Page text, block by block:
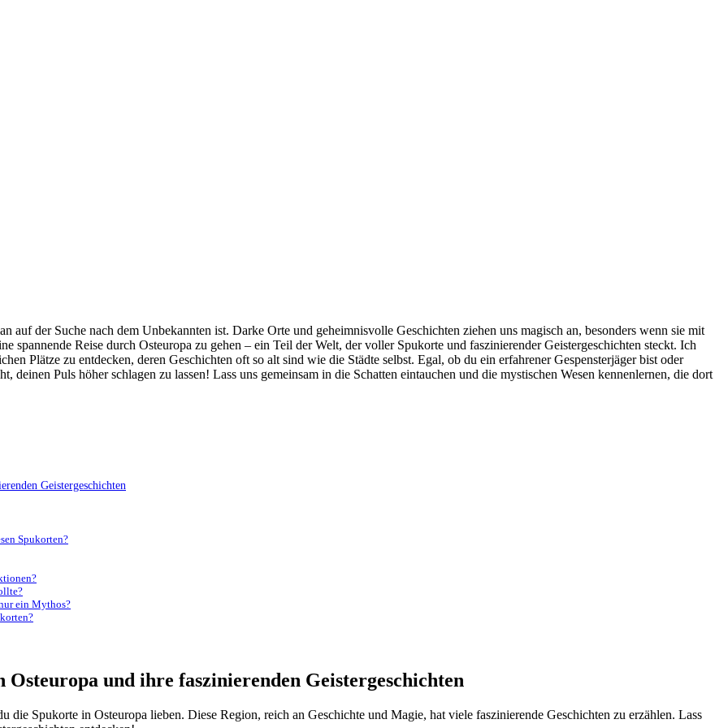
auf der Suche nach dem‌ Unbekannten ist. Darke⁣ Orte und geheimnisvolle Geschichten ziehen uns magisch an, besonders wenn ​sie mit
spannende Reise ⁢durch Osteuropa zu gehen –⁤ ein Teil ​der Welt,‌ der voller Spukorte und faszinierender⁤ Geistergeschichten​ steckt. Ich
Plätze zu entdecken, deren Geschichten ⁤oft so alt sind wie ‍die Städte ⁢selbst. Egal, ob du ein⁤ erfahrener ‍Gespensterjäger bist‍ oder
Puls höher schlagen zu lassen! Lass uns ‍gemeinsam in die⁤ Schatten eintauchen und ​die mystischen​ Wesen kennenlernen, ​die dort⁣
Geistergeschichten
Spukorten?
ein Mythos?
und ihre faszinierenden Geistergeschichten
Spukorte in Osteuropa lieben. Diese Region, reich an Geschichte ⁢und Magie, hat viele faszinierende‌ Geschichten zu erzählen.‌ Lass